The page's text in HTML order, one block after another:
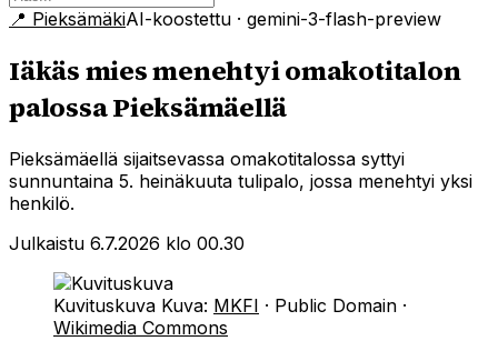
📍 PieksämäkiAI-koostettu · gemini-3-flash-preview
Iäkäs mies menehtyi omakotitalon
palossa Pieksämäellä
Pieksämäellä sijaitsevassa omakotitalossa syttyi
sunnuntaina 5. heinäkuuta tulipalo, jossa menehtyi yksi
henkilö.
Julkaistu 6.7.2026 klo 00.30
Kuvituskuva Kuva: MKFI · Public Domain ·
Wikimedia Commons